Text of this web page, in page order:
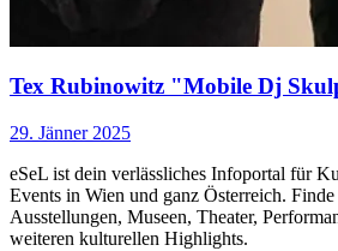
Tex Rubinowitz "Mobile Dj
29. Jänner 2025
eSeL ist dein verlässliches Infoportal für
Events in Wien und ganz Österreich.
Ausstellungen, Museen, Theater,
weiteren kulturellen Highlights.